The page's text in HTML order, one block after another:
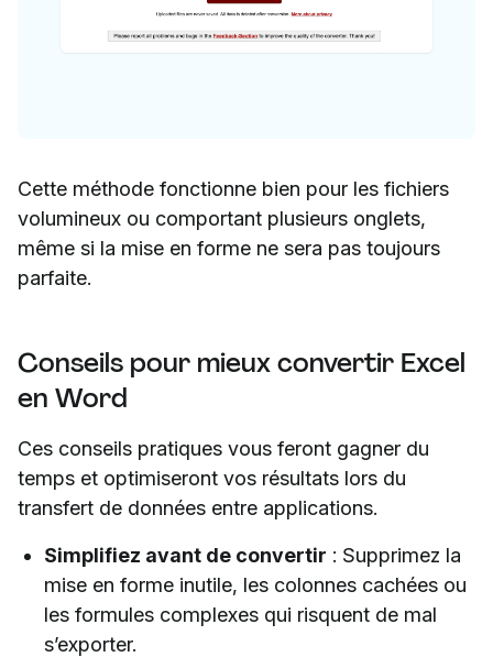
Cette méthode fonctionne bien pour les fichiers
volumineux ou comportant plusieurs onglets,
même si la mise en forme ne sera pas toujours
parfaite.
Conseils pour mieux convertir Excel
en Word
Ces conseils pratiques vous feront gagner du
temps et optimiseront vos résultats lors du
transfert de données entre applications.
Simplifiez avant de convertir : Supprimez la
mise en forme inutile, les colonnes cachées ou
les formules complexes qui risquent de mal
s’exporter.